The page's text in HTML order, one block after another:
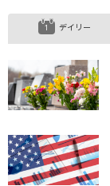
デイリー